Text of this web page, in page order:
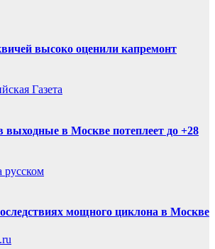
высоко оценили капремонт
Газета
в Москве потеплеет до +28
русском
мощного циклона в Москве